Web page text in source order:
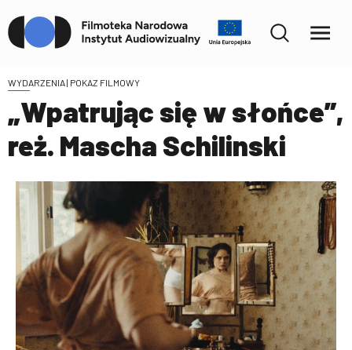
WYDARZENIA| POKAZ FILMOWY
„Wpatrując się w słońce”,
reż. Mascha Schilinski